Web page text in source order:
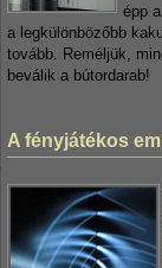
épp
a legkülönbözőbb
tovább. Reméljük,
beválik a bútordarab!
A fényjátékos